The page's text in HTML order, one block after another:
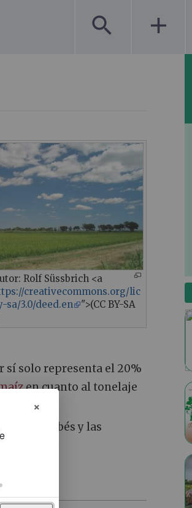
search add
Rolf Süssbrich <a
creativecommons.org/lic
sa/3.0/deed.en
">(CC BY-SA
sí solo representa el 20%
en cuanto al tonelaje
de los bebés y las
×